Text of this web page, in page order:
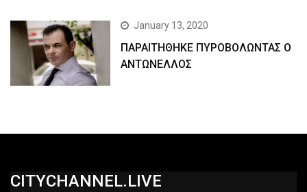
January 13, 2020
ΠΑΡΑΙΤΗΘΗΚΕ ΠΥΡΟΒΟΛΩΝΤΑΣ Ο
ΑΝΤΩΝΕΛΛΟΣ
CITYCHANNEL.LIVE